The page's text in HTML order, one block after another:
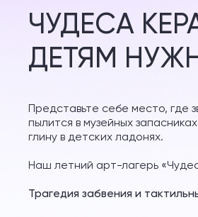
ЧУДЕСА
ДЕТЯМ
Представьте себе место, где
пылится в музейных
глину в детских ладонях.
Наш летний арт-лагерь
Трагедия забвения и